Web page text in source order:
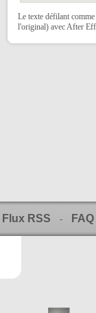
Le texte défilant
l'original) avec After
Flux RSS - FAQ